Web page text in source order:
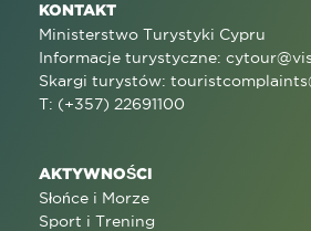
KONTAKT
Ministerstwo Turystyki Cypru
Informacje turystyczne:
Skargi turystów:
T: (+357) 22691100
AKTYWNOŚCI
Słońce i Morze
Sport i Trening